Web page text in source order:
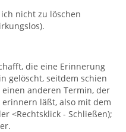
nicht zu löschen
die eine Erinnerung
gelöscht, seitdem schien
anderen Termin, der
läßt, also mit dem
<Rechtsklick - Schließen);